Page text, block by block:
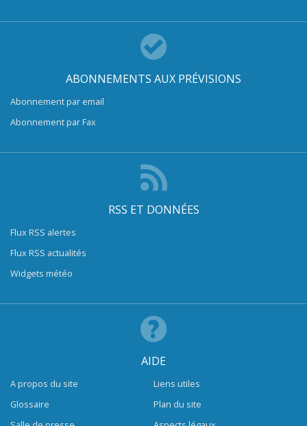
ABONNEMENTS AUX PRÉVISIONS
Abonnement par email
Abonnement par Fax
RSS ET DONNÉES
Flux RSS alertes
Flux RSS actualités
Widgets météo
AIDE
A propos du site
Glossaire
Liens utiles
Plan du site